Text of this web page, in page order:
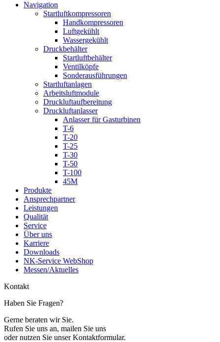
Navigation
Startluftkompressoren
Handkompressoren
Luftgekühlt
Wassergekühlt
Druckbehälter
Startluftbehälter
Ventilköpfe
Sonderausführungen
Startluftanlagen
Arbeitsluftmodule
Druckluftaufbereitung
Druckluftanlasser
Anlasser für Gasturbinen
T-6
T-20
T-25
T-30
T-50
T-100
45M
Produkte
Ansprechpartner
Leistungen
Qualität
Service
Über uns
Karriere
Downloads
NK-Service WebShop
Messen/Aktuelles
Kontakt
Haben Sie Fragen?
Gerne beraten wir Sie.
Rufen Sie uns an, mailen Sie uns
oder nutzen Sie unser Kontaktformular.